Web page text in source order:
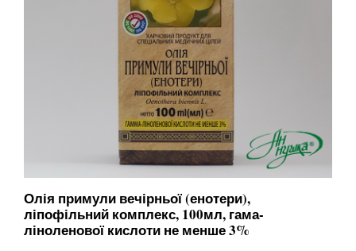
Олія примули вечірньої (енотери),
ліпофільний комплекс, 100мл, гама-
ліноленової кислоти не менше 3%